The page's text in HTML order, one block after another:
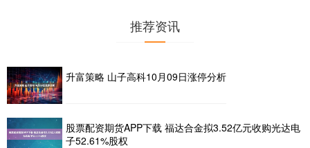
推荐资讯
升富策略 山子高科10月09日涨停分析
股票配资期货APP下载 福达合金拟3.52亿元收购光达电
子52.61%股权